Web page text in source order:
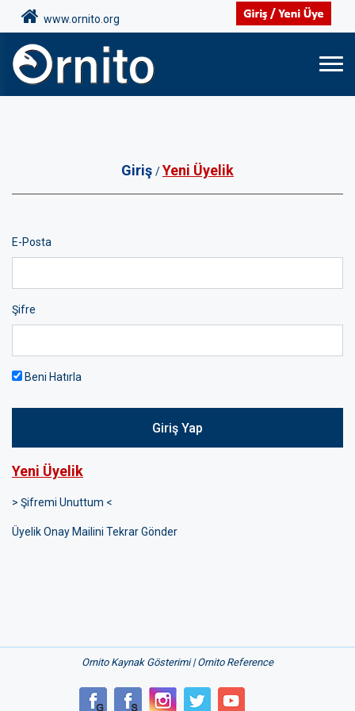
www.ornito.org
Giriş /Yeni Üyelik
E-Posta
Şifre
Beni Hatırla
Giriş Yap
Yeni Üyelik
> Şifremi Unuttum <
Üyelik Onay Mailini Tekrar Gönder
Ornito Kaynak Gösterimi | Ornito Reference